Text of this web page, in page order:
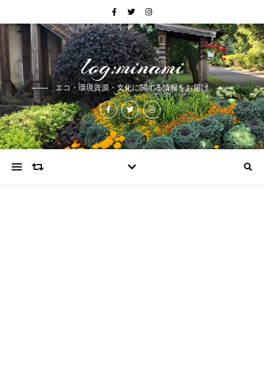
log:minami
エコ・環境資源・文化に関する情報をお届け